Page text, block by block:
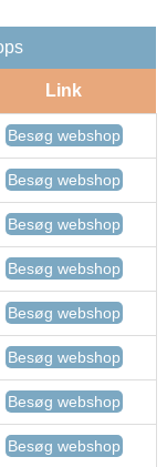
Link
Besøg webshop
Besøg webshop
Besøg webshop
Besøg webshop
Besøg webshop
Besøg webshop
Besøg webshop
Besøg webshop